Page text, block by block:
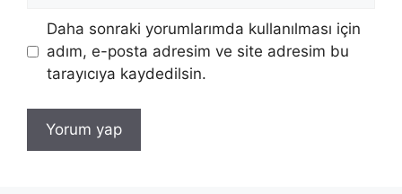
Daha sonraki yorumlarımda kullanılması için
adım, e-posta adresim ve site adresim bu
tarayıcıya kaydedilsin.